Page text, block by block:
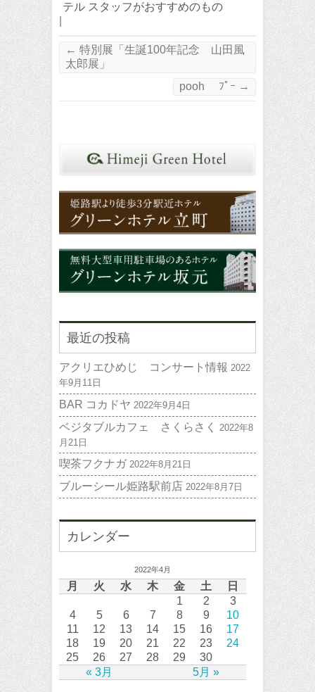
テル スタッフがおすすめのもの
← 特別展「生誕100年記念 山田風
太郎展」
pooh ﾌﾟｰ →
最近の投稿
アクリエひめじ コンサート情報 2022
年9月11日
BAR コカドヤ 2022年9月4日
ベジタブルカフェ さくらさく
2022年8
月21日
喫茶フクナガ 2022年8月21日
ブルーシール姫路駅前店 2022年8月7日
カレンダー
2022年4月
月 火 水 木 金 土 日
« 3月 5月 »
1 2
3
4
5 6 7 8 9
10
11
12 13 14 15 16
17
18
19 20 21 22 23
24
25
26 27 28 29 30